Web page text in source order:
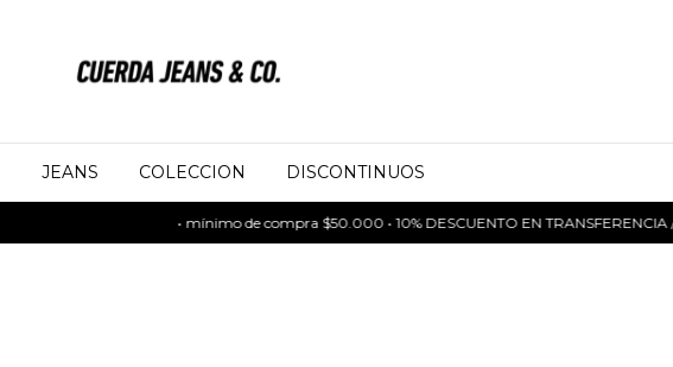
JEANS COLECCION DISCONTINUOS
• mínimo de compra $50.000 • 10% DESCUENTO EN TRANSFERENCIA / NO